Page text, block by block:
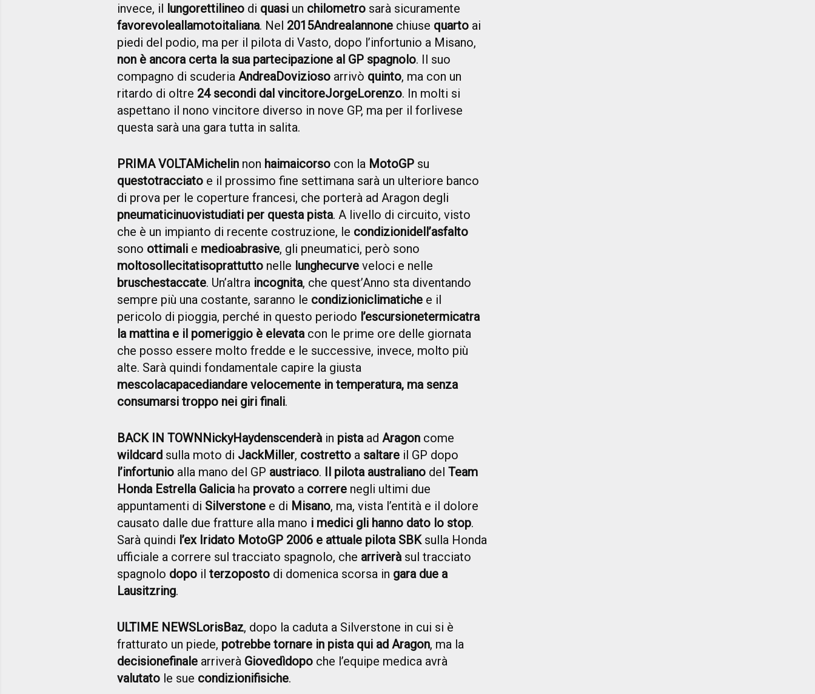
invece, il lungorettilineo di quasi un chilometro sarà sicuramente
favorevoleallamotoitaliana. Nel 2015AndreaIannone chiuse quarto ai
piedi del podio, ma per il pilota di Vasto, dopo l’infortunio a Misano,
non è ancora certa la sua partecipazione al GP spagnolo. Il suo
compagno di scuderia AndreaDovizioso arrivò quinto, ma con un
ritardo di oltre 24 secondi dal vincitoreJorgeLorenzo. In molti si
aspettano il nono vincitore diverso in nove GP, ma per il forlivese
questa sarà una gara tutta in salita.
PRIMA VOLTAMichelin non haimaicorso con la MotoGP su
questotracciato e il prossimo fine settimana sarà un ulteriore banco
di prova per le coperture francesi, che porterà ad Aragon degli
pneumaticinuovistudiati per questa pista. A livello di circuito, visto
che è un impianto di recente costruzione, le condizionidell’asfalto
sono ottimali e medioabrasive, gli pneumatici, però sono
moltosollecitatisoprattutto nelle lunghecurve veloci e nelle
bruschestaccate. Un’altra incognita, che quest’Anno sta diventando
sempre più una costante, saranno le condizioniclimatiche e il
pericolo di pioggia, perché in questo periodo l’escursionetermicatra
la mattina e il pomeriggio è elevatacon le prime ore delle giornata
che posso essere molto fredde e le successive, invece, molto più
alte. Sarà quindi fondamentale capire la giusta
mescolacapacediandare velocemente in temperatura, ma senza
consumarsi troppo nei giri finali.
BACK IN TOWNNickyHaydenscenderàin pistaad Aragon come
wildcard sulla moto di JackMiller, costretto a saltare il GP dopo
l’infortunio alla mano del GP austriaco. Il pilota australiano del Team
Honda Estrella Galiciaha provato a correre negli ultimi due
appuntamenti di Silverstone e di Misano, ma, vista l’entità e il dolore
causato dalle due fratture alla mano i medici gli hanno dato lo stop.
Sarà quindi l’ex Iridato MotoGP 2006 e attuale pilota SBKsulla Honda
ufficiale a correre sul tracciato spagnolo, che arriveràsul tracciato
spagnolo dopo il terzoposto di domenica scorsa in gara due a
Lausitzring.
ULTIME NEWSLorisBaz, dopo la caduta a Silverstone in cui si è
fratturato un piede, potrebbe tornare in pista qui ad Aragon, ma la
decisionefinale arriverà Giovedìdopo che l’equipe medica avrà
valutato le sue condizionifisiche.